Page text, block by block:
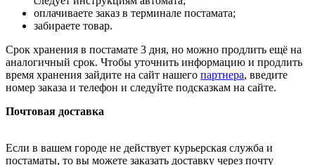
оплачиваете заказ в терминале постамата;
забираете товар.
Срок хранения в постамате 3 дня, но можно продлить ещё на
аналогичный срок. Чтобы уточнить информацию и продлить
время хранения зайдите на сайт нашего партнера, введите
номер заказа и телефон и следуйте подсказкам на сайте.
Почтовая доставка
Если в вашем городе не действует курьерская служба и
постаматы, то вы можете заказать доставку через почту